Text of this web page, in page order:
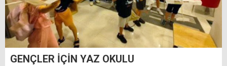
GENÇLER İÇİN YAZ OKULU